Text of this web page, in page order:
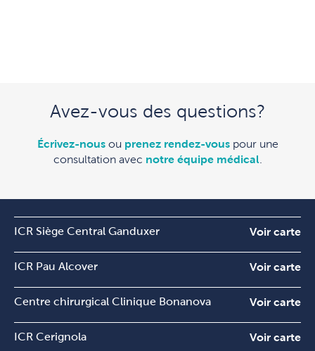
Avez-vous des questions?
Écrivez-nousou prenez rendez-vouspour une
consultation avec notre équipe médical.
ICR Siège Central Ganduxer Voir carte
ICR Pau Alcover Voir carte
Centre chirurgical Clinique Bonanova Voir carte
ICR Cerignola Voir carte